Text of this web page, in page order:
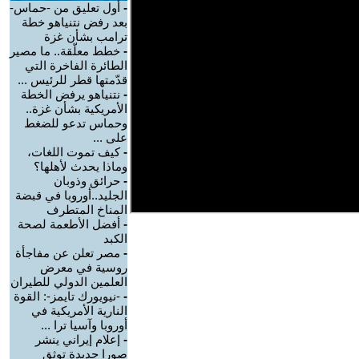
- أول تعليق من -حماس-
بعد رفض نتنياهو خطة
ترامب بشأن غزة
- خطط معلّقة.. ما مصير
الطائرة الفاخرة التي
قدّمتها قطر للرئيس ...
- نتنياهو يرفض الخطة
الأمريكية بشأن غزة..
وحماس تدعو للضغط
على ...
-كيف تموت اللغات،
وماذا يحدث لأهلها؟
- حرائق وذوبان
الجليد..أوروبا في قبضة
المناخ المتطرف
- أفضل الأطعمة لصحة
الكبد
- مصر تعلن عن مفاجأة
روسية في معرض
العلمين الدولي للطيران
- -نيويورك تايمز-: القوة
النارية الأمريكية في
أوروبا وآسيا ترا ...
- إعلام إيراني ينشر
صورا جديدة توثق